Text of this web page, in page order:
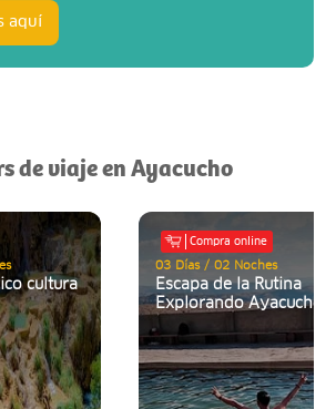
aquí
de viaje en Ayacucho
cultura
Compra online
03 Días / 02 Noches
Escapa de la Rutina
Explorando Ayacucho